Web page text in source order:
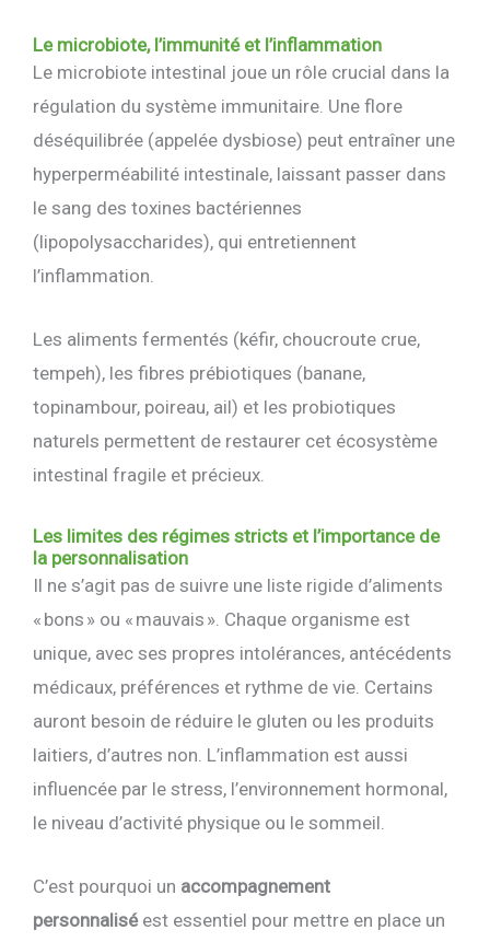
Le microbiote, l’immunité et l’inflammation
Le microbiote intestinal joue un rôle crucial dans la
régulation du système immunitaire. Une flore
déséquilibrée (appelée dysbiose) peut entraîner une
hyperperméabilité intestinale, laissant passer dans
le sang des toxines bactériennes
(lipopolysaccharides), qui entretiennent
l’inflammation.
Les aliments fermentés (kéfir, choucroute crue,
tempeh), les fibres prébiotiques (banane,
topinambour, poireau, ail) et les probiotiques
naturels permettent de restaurer cet écosystème
intestinal fragile et précieux.
Les limites des régimes stricts et l’importance de
la personnalisation
Il ne s’agit pas de suivre une liste rigide d’aliments
« bons » ou « mauvais ». Chaque organisme est
unique, avec ses propres intolérances, antécédents
médicaux, préférences et rythme de vie. Certains
auront besoin de réduire le gluten ou les produits
laitiers, d’autres non. L’inflammation est aussi
influencée par le stress, l’environnement hormonal,
le niveau d’activité physique ou le sommeil.
C’est pourquoi un accompagnement
personnaliséest essentiel pour mettre en place un